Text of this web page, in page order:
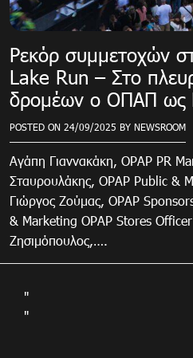
Ρεκόρ συμμετοχών
Lake Run – Στο
δρομέων ο ΟΠΑΠ ως
POSTED ON 24/09/2025 BY NEWSROOM
Αγάπη Γιαννακάκη, OPAP PR
Σταυρουλάκης, OPAP Public &
Γιώργος Ζούμας, OPAP
& Marketing OPAP Stores
Ζησιμόπουλος,….
"
"